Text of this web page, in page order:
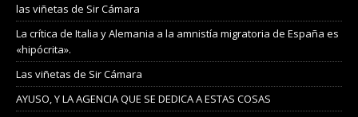
las viñetas de Sir Cámara
La crítica de Italia y Alemania a la amnistía migratoria de España es
«hipócrita».
Las viñetas de Sir Cámara
AYUSO, Y LA AGENCIA QUE SE DEDICA A ESTAS COSAS